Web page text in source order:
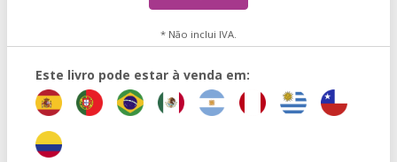
* Não inclui IVA.
Este livro pode estar à venda em: